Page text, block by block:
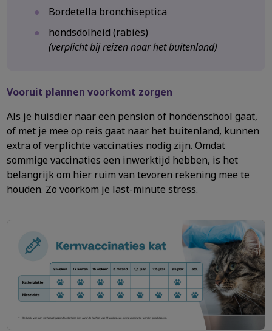
Bordetella bronchiseptica
hondsdolheid (rabiës)
(verplicht bij reizen naar het buitenland)
Vooruit plannen voorkomt zorgen
Als je huisdier naar een pension of hondenschool gaat,
of met je mee op reis gaat naar het buitenland, kunnen
extra of verplichte vaccinaties nodig zijn. Omdat
sommige vaccinaties een inwerktijd hebben, is het
belangrijk om hier ruim van tevoren rekening mee te
houden. Zo voorkom je last-minute stress.